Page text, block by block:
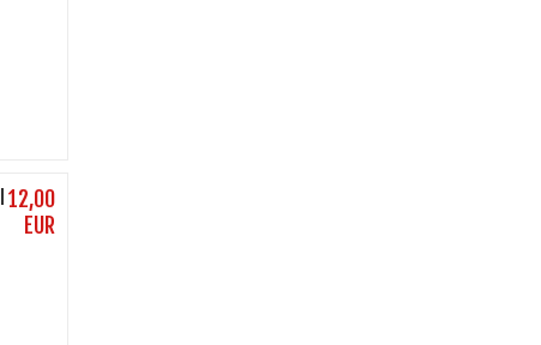
12,00
EUR